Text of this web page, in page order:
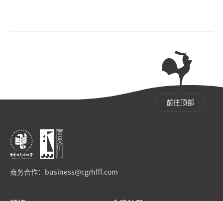
前往顶部
商务合作： business@cgrhfff.com